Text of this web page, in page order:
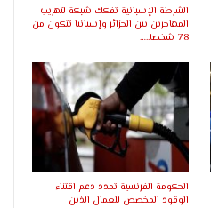
الشرطة الإسبانية تفكك شبكة لتهريب
المهاجرين بين الجزائر وإسبانيا تتكون من
78 شخصا..…
الحكومة الفرنسية تمدد دعم اقتناء
الوقود المخصص للعمال الذين